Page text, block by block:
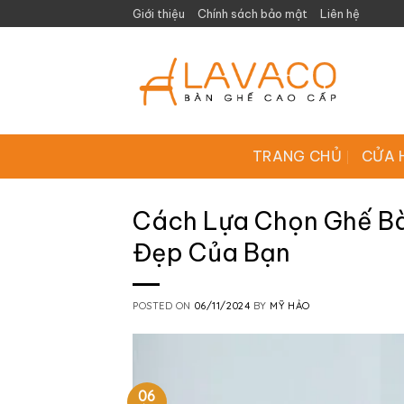
to
Giới thiệu Chính sách bảo mật Liên hệ
TRANG CHỦ CỬA
Cách Lựa Chọn Ghế
Đẹp Của Bạn
POSTED ON 06/11/2024 BY MỸ HẢO
06